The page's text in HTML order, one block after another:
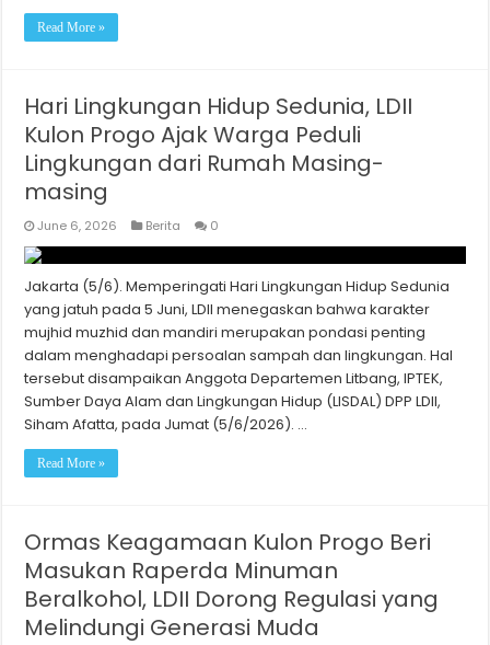
Read More »
Hari Lingkungan Hidup Sedunia, LDII
Kulon Progo Ajak Warga Peduli
Lingkungan dari Rumah Masing-
masing
June 6, 2026 Berita 0
Jakarta (5/6). Memperingati Hari Lingkungan Hidup Sedunia
yang jatuh pada 5 Juni, LDII menegaskan bahwa karakter
mujhid muzhid dan mandiri merupakan pondasi penting
dalam menghadapi persoalan sampah dan lingkungan. Hal
tersebut disampaikan Anggota Departemen Litbang, IPTEK,
Sumber Daya Alam dan Lingkungan Hidup (LISDAL) DPP LDII,
Siham Afatta, pada Jumat (5/6/2026). …
Read More »
Ormas Keagamaan Kulon Progo Beri
Masukan Raperda Minuman
Beralkohol, LDII Dorong Regulasi yang
Melindungi Generasi Muda